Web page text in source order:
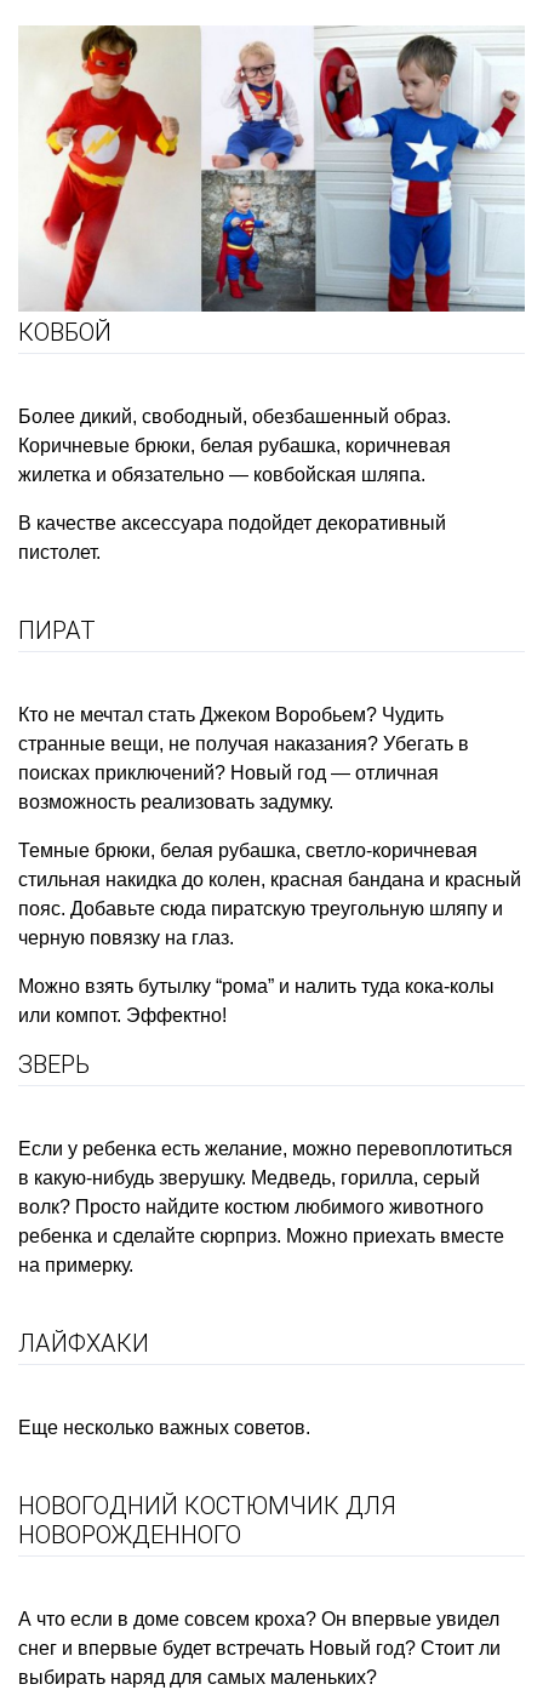
КОВБОЙ
Более дикий, свободный, обезбашенный образ.
Коричневые брюки, белая рубашка, коричневая
жилетка и обязательно — ковбойская шляпа.
В качестве аксессуара подойдет декоративный
пистолет.
ПИРАТ
Кто не мечтал стать Джеком Воробьем? Чудить
странные вещи, не получая наказания? Убегать в
поисках приключений? Новый год — отличная
возможность реализовать задумку.
Темные брюки, белая рубашка, светло-коричневая
стильная накидка до колен, красная бандана и красный
пояс. Добавьте сюда пиратскую треугольную шляпу и
черную повязку на глаз.
Можно взять бутылку “рома” и налить туда кока-колы
или компот. Эффектно!
ЗВЕРЬ
Если у ребенка есть желание, можно перевоплотиться
в какую-нибудь зверушку. Медведь, горилла, серый
волк? Просто найдите костюм любимого животного
ребенка и сделайте сюрприз. Можно приехать вместе
на примерку.
ЛАЙФХАКИ
Еще несколько важных советов.
НОВОГОДНИЙ КОСТЮМЧИК ДЛЯ
НОВОРОЖДЕННОГО
А что если в доме совсем кроха? Он впервые увидел
снег и впервые будет встречать Новый год? Стоит ли
выбирать наряд для самых маленьких?